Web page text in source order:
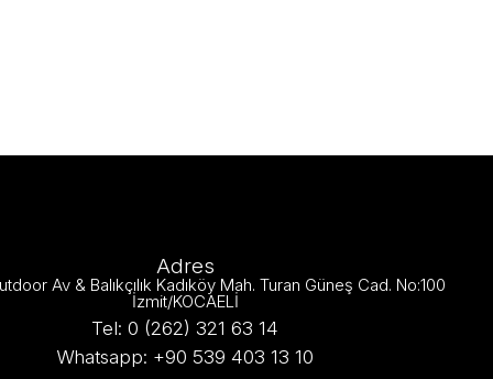
Adres
Av & Balıkçılık Kadıköy Mah. Turan Güneş Cad. No:100
İzmit/KOCAELİ
Tel: 0 (262) 321 63 14
Whatsapp: +90 539 403 13 10